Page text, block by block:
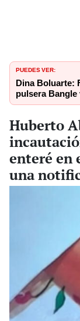
PUEDES VER:
Dina Boluarte:
pulsera Bangle
Huberto
enteré en
una